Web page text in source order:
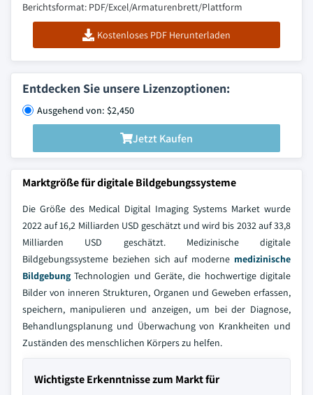
Berichtsformat: PDF/Excel/Armaturenbrett/Plattform
Kostenloses PDF Herunterladen
Entdecken Sie unsere Lizenzoptionen:
Ausgehend von: $2,450
Jetzt Kaufen
Marktgröße für digitale Bildgebungssysteme
Die Größe des Medical Digital Imaging Systems Market wurde
2022 auf 16,2 Milliarden USD geschätzt und wird bis 2032 auf 33,8
Milliarden USD geschätzt. Medizinische digitale
Bildgebungssysteme beziehen sich auf moderne medizinische
Bildgebung Technologien und Geräte, die hochwertige digitale
Bilder von inneren Strukturen, Organen und Geweben erfassen,
speichern, manipulieren und anzeigen, um bei der Diagnose,
Behandlungsplanung und Überwachung von Krankheiten und
Zuständen des menschlichen Körpers zu helfen.
Wichtigste Erkenntnisse zum Markt für